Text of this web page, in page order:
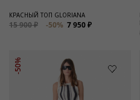
КРАСНЫЙ ТОП GLORIANA
15 900 ₽ -50% 7 950 ₽
-50%